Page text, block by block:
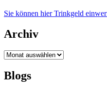
Sie können hier Trinkgeld
Archiv
Archiv
Blogs